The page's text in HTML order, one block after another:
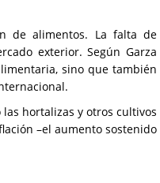
de alimentos. La falta de
exterior. Según Garza
sino que también
hortalizas y otros cultivos
–el aumento sostenido